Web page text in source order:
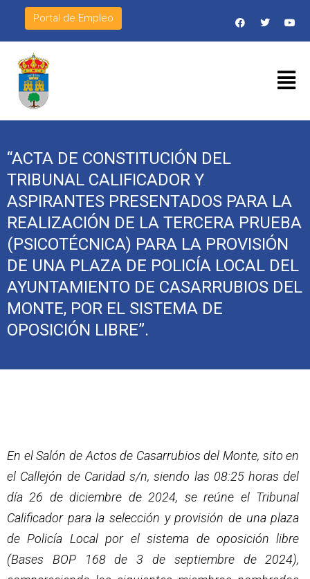
Portal de Empleo
“ACTA DE CONSTITUCIÓN DEL
TRIBUNAL CALIFICADOR Y
ASPIRANTES PRESENTADOS PARA LA
REALIZACIÓN DE LA TERCERA PRUEBA
(PSICOTÉCNICA) PARA LA PROVISIÓN
DE UNA PLAZA DE POLICÍA LOCAL DEL
AYUNTAMIENTO DE CASARRUBIOS DEL
MONTE, POR EL SISTEMA DE
OPOSICIÓN LIBRE”.
En el Salón de Actos de Casarrubios del Monte, sito en
el Callejón de Caridad s/n, siendo las 08:25 horas del
día 26 de diciembre de 2024, se reúne el Tribunal
Calificador para la selección y provisión de una plaza
de Policía Local por el sistema de oposición libre
(Bases BOP 168 de 3 de septiembre de 2024),